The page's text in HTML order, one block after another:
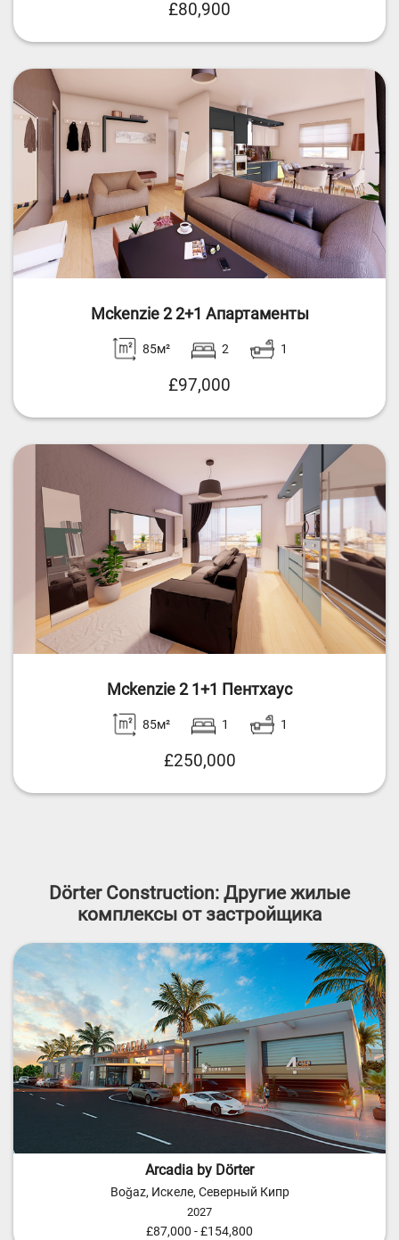
£80,900
Mckenzie 2 2+1 Апартаменты
85м² 2 1
£97,000
Mckenzie 2 1+1 Пентхаус
85м² 1 1
£250,000
Dörter Construction: Другие жилые
комплексы от застройщика
Arcadia by Dörter
Boğaz, Искеле, Северный Кипр
2027
£87,000 - £154,800